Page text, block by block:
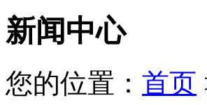
新闻中心
您的位置： 首页